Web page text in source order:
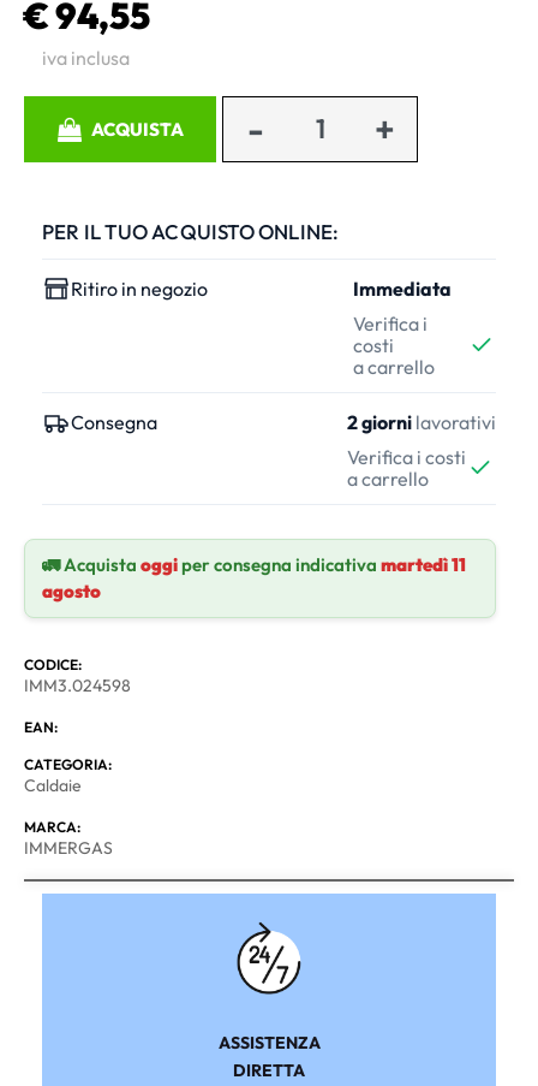
€ 94,55
iva inclusa
ACQUISTA
PER IL TUO ACQUISTO ONLINE:
Ritiro in negozio
Immediata
Verifica i
costi
a carrello
Consegna 2 giorni lavorativi
Verifica i costi
a carrello
🚛 Acquista oggiper consegna indicativa martedì 11
agosto
CODICE:
IMM3.024598
EAN:
CATEGORIA:
Caldaie
MARCA:
IMMERGAS
ASSISTENZA
DIRETTA